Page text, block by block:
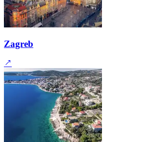
Zagreb